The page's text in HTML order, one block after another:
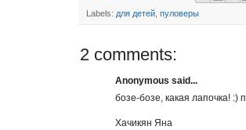
Labels: для детей пуловеры
2 comments:
Anonymous said...
бозе-бозе, какая лапочка! :)
Хачикян Яна